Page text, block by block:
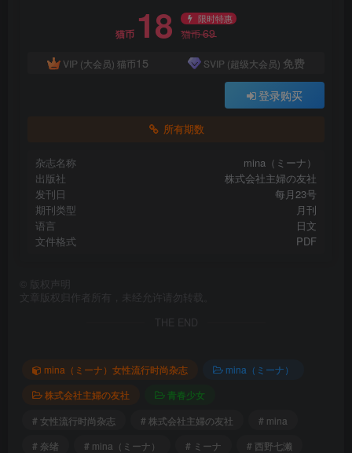
猫币 18 限时特惠
猫币69
VIP (大会员) 猫币15 SVIP (超级大会员) 免费
登录购买
所有期数
杂志名称
mina（ミーナ）
出版社
株式会社主婦の友社
发刊日
每月23号
期刊类型
月刊
语言
日文
文件格式
PDF
版权声明
文章版权归作者所有，未经允许请勿转载。
THE END
mina（ミーナ）女性流行时尚杂志
mina（ミーナ）
株式会社主婦の友社
青春少女
# 女性流行时尚杂志
# 株式会社主婦の友社
# mina
# 奈绪
# mina（ミーナ） # ミーナ
# 西野七濑